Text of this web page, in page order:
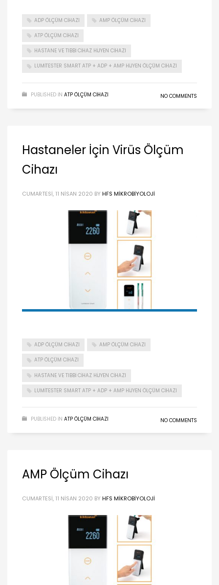
ADP ÖLÇÜM CIHAZI AMP ÖLÇÜM CIHAZI
ATP ÖLÇÜM CIHAZI
HASTANE VE TIBBI CIHAZ HIJYEN CIHAZI
LUMITESTER SMART ATP + ADP + AMP HIJYEN ÖLÇÜM CIHAZI
PUBLISHED IN ATP ÖLÇÜM CIHAZI NO COMMENTS
Hastaneler İçin Virüs Ölçüm
Cihazı
CUMARTESI, 11 NISAN 2020 BY HFS MIKROBIYOLOJI
ADP ÖLÇÜM CIHAZI AMP ÖLÇÜM CIHAZI
ATP ÖLÇÜM CIHAZI
HASTANE VE TIBBI CIHAZ HIJYEN CIHAZI
LUMITESTER SMART ATP + ADP + AMP HIJYEN ÖLÇÜM CIHAZI
PUBLISHED IN ATP ÖLÇÜM CIHAZI NO COMMENTS
AMP Ölçüm Cihazı
CUMARTESI, 11 NISAN 2020 BY HFS MIKROBIYOLOJI